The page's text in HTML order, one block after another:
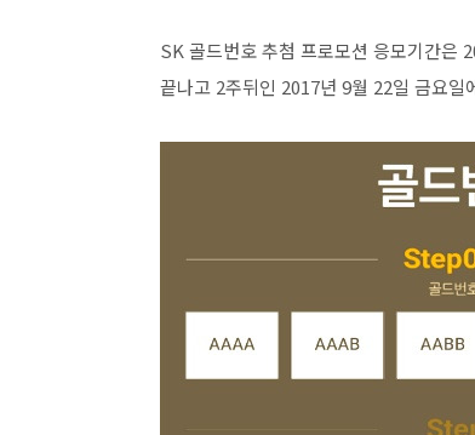
SK 골드번호 추첨 프로모션 응모기간은
끝나고 2주뒤인 2017년 9월 22일 금요일